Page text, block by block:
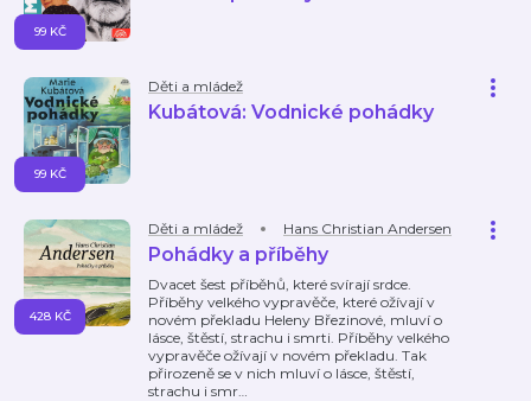
99 KČ
Děti a mládež
Kubátová: Vodnické pohádky
99 KČ
Děti a mládež Hans Christian Andersen
Pohádky a příběhy
Dvacet šest příběhů, které svírají srdce.
Příběhy velkého vypravěče, které ožívají v
novém překladu Heleny Březinové, mluví o
lásce, štěstí, strachu i smrti. Příběhy velkého
vypravěče ožívají v novém překladu. Tak
přirozeně se v nich mluví o lásce, štěstí,
strachu i smr…
428 KČ